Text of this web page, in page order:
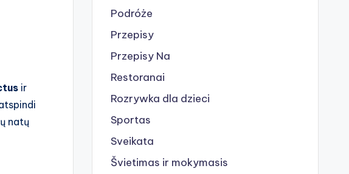
ir
natų
Podróże
Przepisy
Przepisy Na
Restoranai
Rozrywka dla dzieci
Sportas
Sveikata
Švietimas ir mokymasis